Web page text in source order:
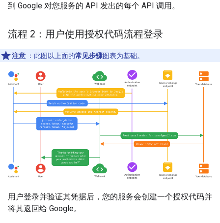
到 Google 对您服务的 API 发出的每个 API 调用。
流程 2：用户使用授权代码流程登录
注意 ：此图以上面的常见步骤图表为基础。
用户登录并验证其凭据后，您的服务会创建一个授权代码并
将其返回给 Google。